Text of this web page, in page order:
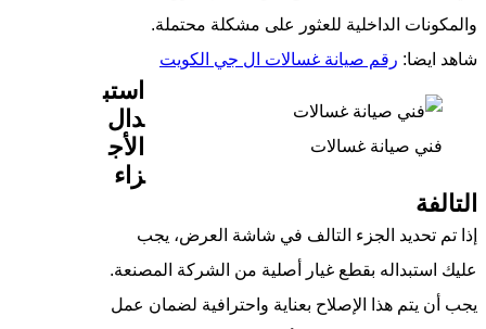
والمكونات الداخلية للعثور على مشكلة محتملة.
شاهد ايضا: رقم صيانة غسالات ال جي الكويت
فني صيانة غسالات
استب
دال
الأج
زاء
التالفة
إذا تم تحديد الجزء التالف في شاشة العرض، يجب
عليك استبداله بقطع غيار أصلية من الشركة المصنعة.
يجب أن يتم هذا الإصلاح بعناية واحترافية لضمان عمل